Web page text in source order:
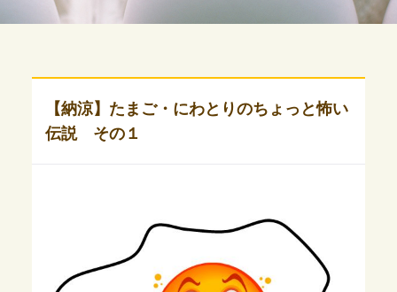
【納涼】たまご・にわとりのちょっと怖い
伝説 その１